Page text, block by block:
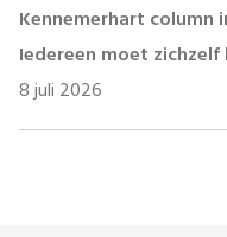
Kennemerhart column
Iedereen moet zichzelf
8 juli 2026